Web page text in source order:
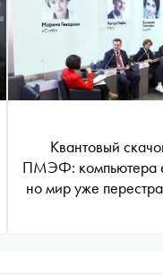
Квантовый
ПМЭФ: компьютера
но мир уже